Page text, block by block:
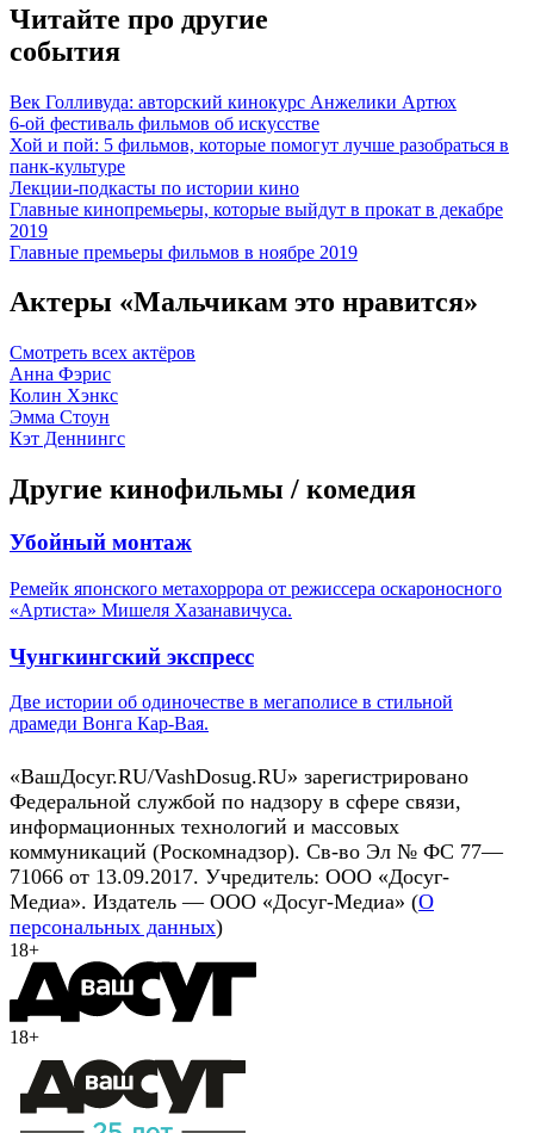
Читайте про другие
события
Век Голливуда: авторский кинокурс Анжелики Артюх
6-ой фестиваль фильмов об искусстве
Хой и пой: 5 фильмов, которые помогут лучше разобраться в
панк-культуре
Лекции-подкасты по истории кино
Главные кинопремьеры, которые выйдут в прокат в декабре
2019
Главные премьеры фильмов в ноябре 2019
Актеры «Мальчикам это нравится»
Смотреть всех актёров
Анна Фэрис
Колин Хэнкс
Эмма Стоун
Кэт Деннингс
Другие кинофильмы / комедия
Убойный монтаж
Ремейк японского метахоррора от режиссера оскароносного
«Артиста» Мишеля Хазанавичуса.
Чунгкингский экспресс
Две истории об одиночестве в мегаполисе в стильной
драмеди Вонга Кар-Вая.
«ВашДосуг.RU/VashDosug.RU» зарегистрировано
Федеральной службой по надзору в сфере связи,
информационных технологий и массовых
коммуникаций (Роскомнадзор). Св-во Эл № ФС 77—
71066 от 13.09.2017. Учредитель: ООО «Досуг-
Медиа». Издатель — ООО «Досуг-Медиа» (О
персональных данных)
18+
18+